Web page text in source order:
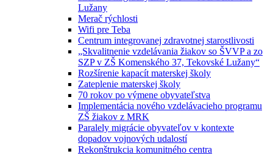
Lužany
Merač rýchlosti
Wifi pre Teba
Centrum integrovanej zdravotnej starostlivosti
„Skvalitnenie vzdelávania žiakov so ŠVVP a zo
SZP v ZŠ Komenského 37, Tekovské Lužany“
Rozšírenie kapacít materskej školy
Zateplenie materskej školy
70 rokov po výmene obyvateľstva
Implementácia nového vzdelávacieho programu
ZŠ žiakov z MRK
Paralely migrácie obyvateľov v kontexte
dopadov vojnových udalostí
Rekonštrukcia komunitného centra